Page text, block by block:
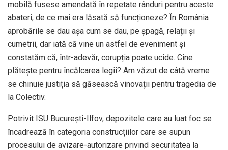
mobilă fusese amendată în repetate rânduri pentru aceste
abateri, de ce mai era lăsată să funcționeze? În România
aprobările se dau așa cum se dau, pe șpagă, relații și
cumetrii, dar iată că vine un astfel de eveniment și
constatăm că, într-adevăr, corupția poate ucide. Cine
plătește pentru încălcarea legii? Am văzut de câtă vreme
se chinuie justiția să găsească vinovații pentru tragedia de
la Colectiv.
Potrivit ISU București-Ilfov, depozitele care au luat foc se
încadrează în categoria construcțiilor care se supun
procesului de avizare-autorizare privind securitatea la